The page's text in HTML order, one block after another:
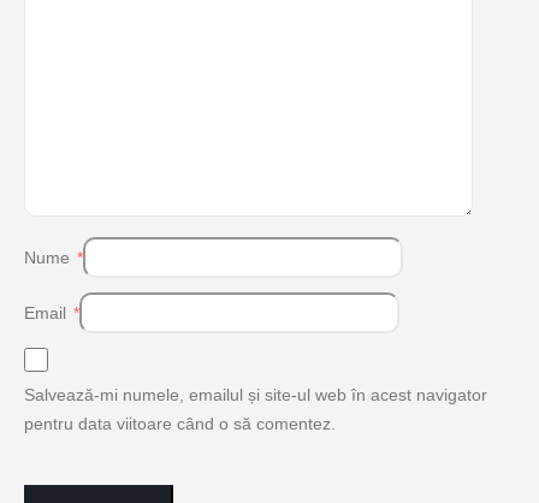
Nume *
Email *
Salvează-mi numele, emailul și site-ul web în acest navigator
pentru data viitoare când o să comentez.